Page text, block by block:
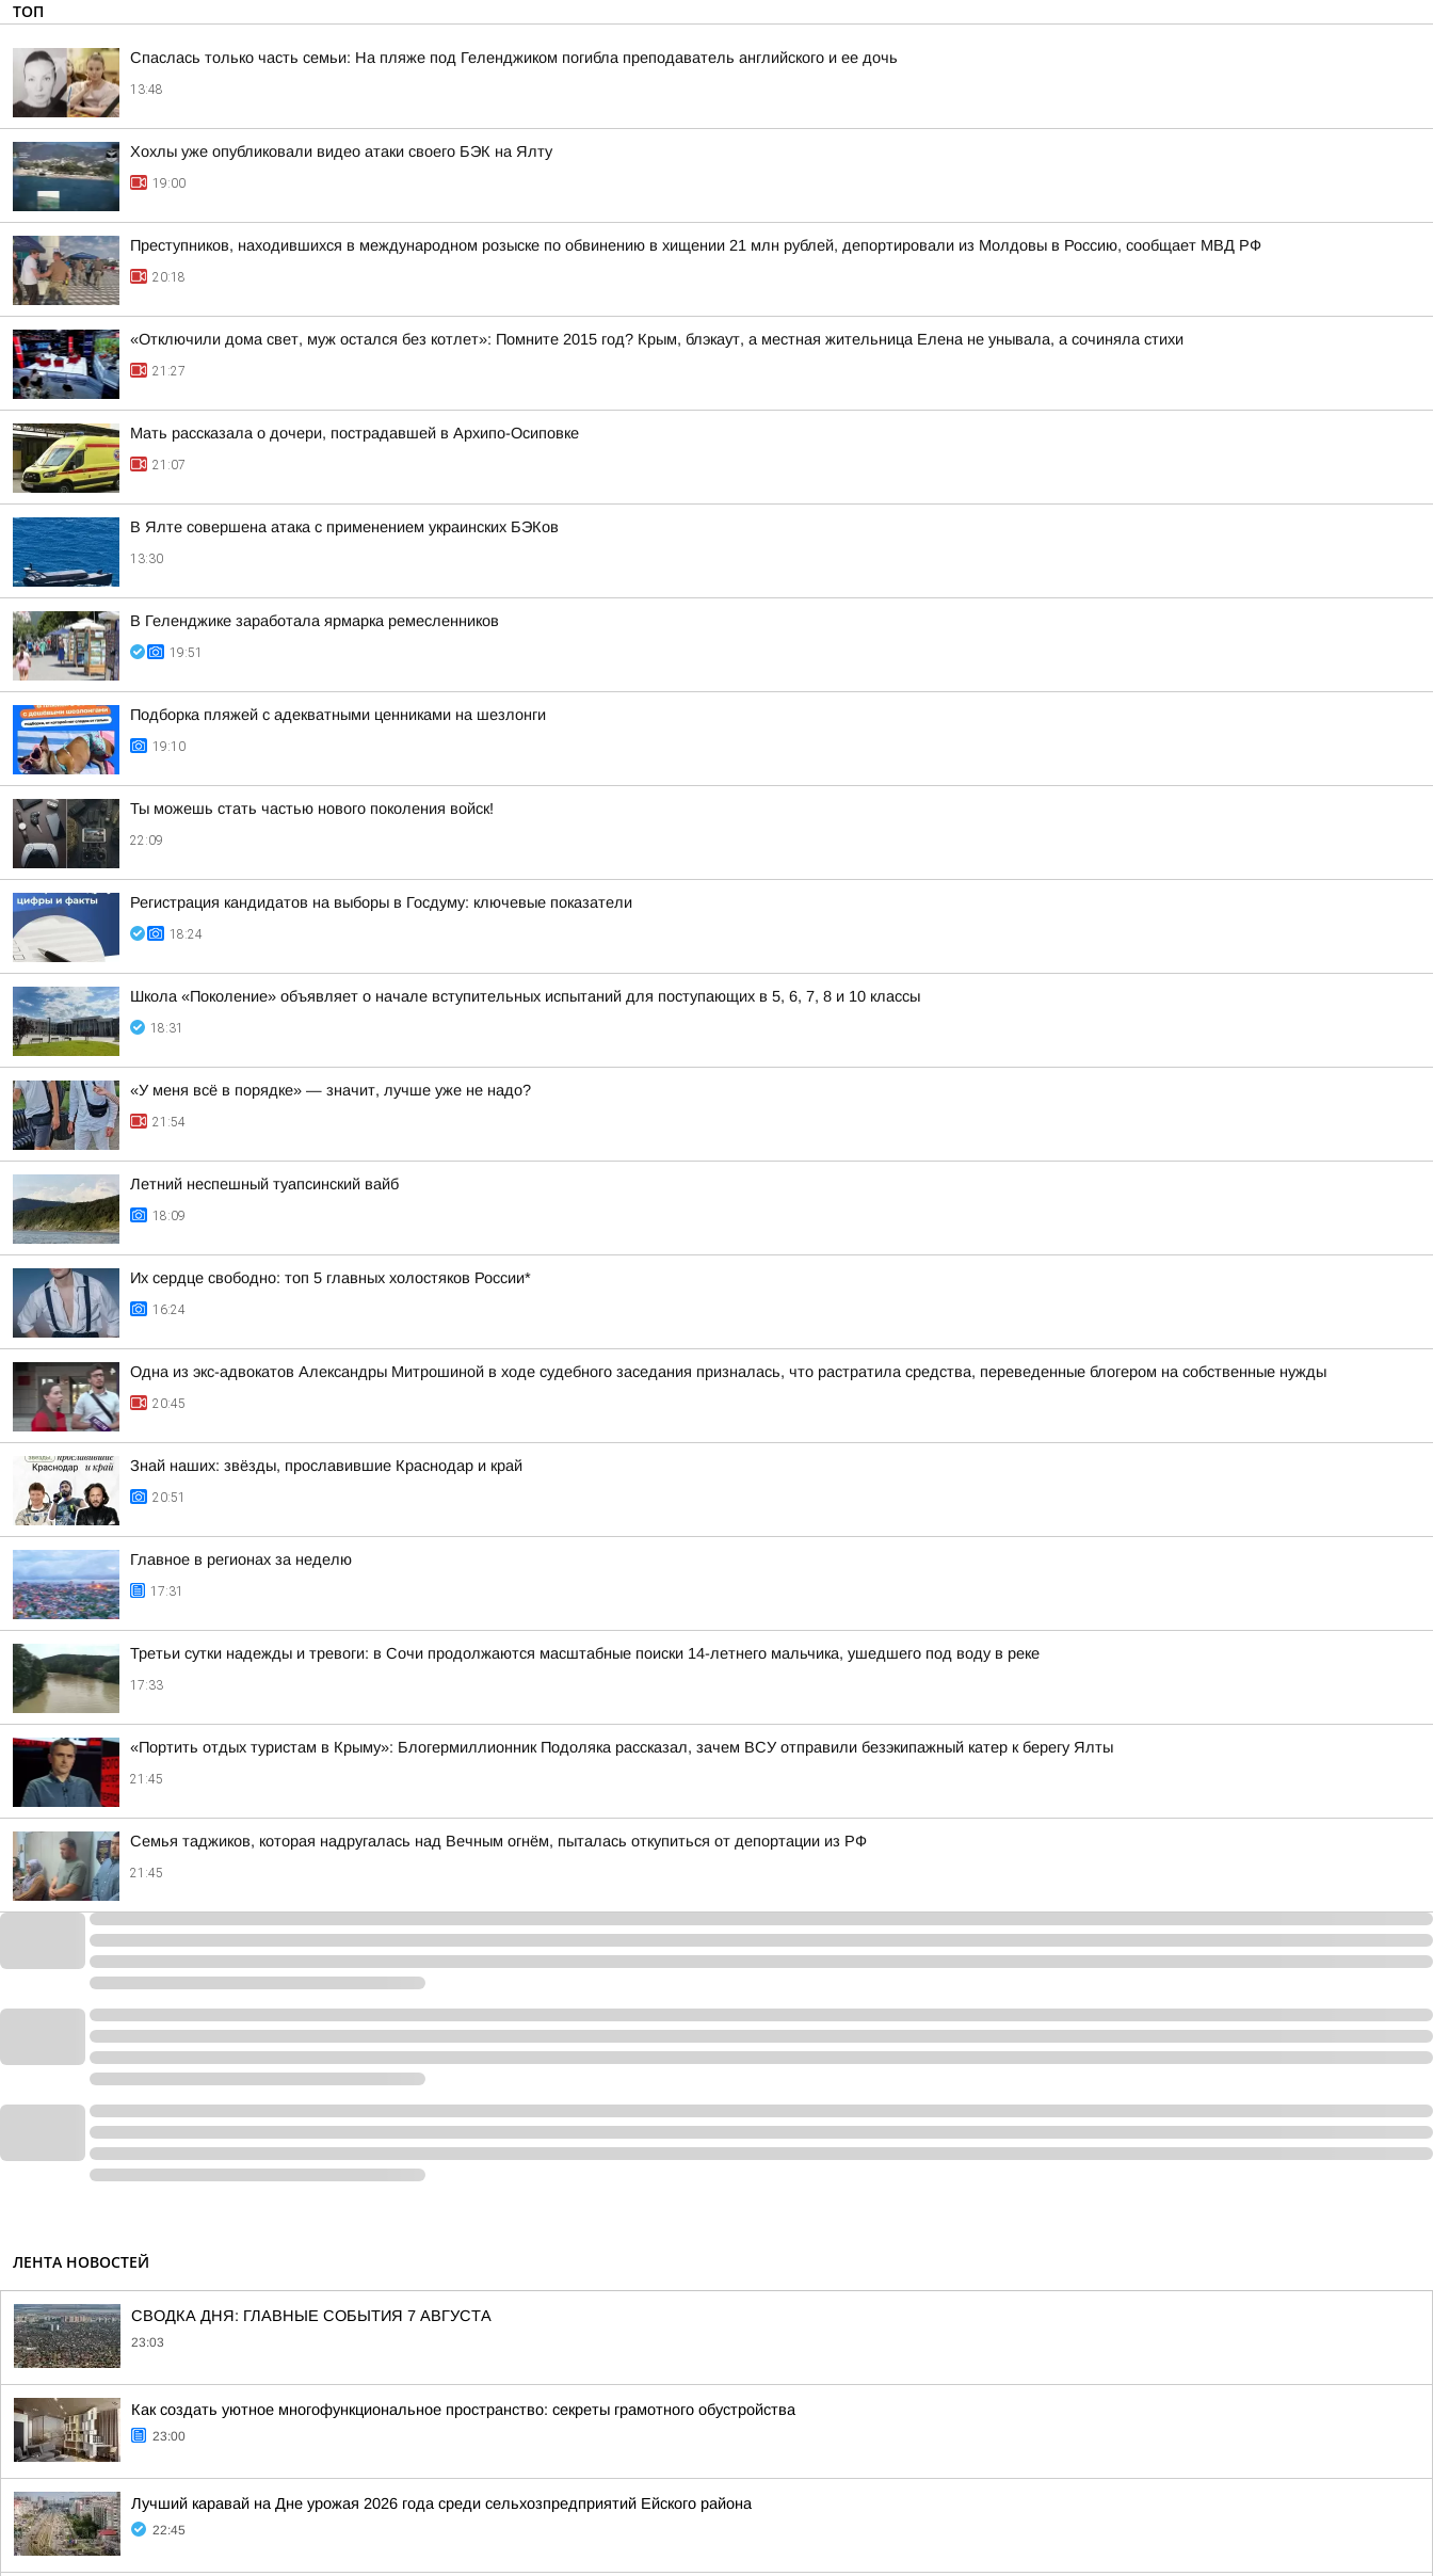
ТОП
Спаслась только часть семьи: На пляже под Геленджиком погибла преподаватель английского и ее дочь
13:48
Хохлы уже опубликовали видео атаки своего БЭК на Ялту
19:00
Преступников, находившихся в международном розыске по обвинению в хищении 21 млн рублей, депортировали из Молдовы в Россию, сообщает МВД РФ
20:18
«Отключили дома свет, муж остался без котлет»: Помните 2015 год? Крым, блэкаут, а местная жительница Елена не унывала, а сочиняла стихи
21:27
Мать рассказала о дочери, пострадавшей в Архипо-Осиповке
21:07
В Ялте совершена атака с применением украинских БЭКов
13:30
В Геленджике заработала ярмарка ремесленников
19:51
Подборка пляжей с адекватными ценниками на шезлонги
19:10
Ты можешь стать частью нового поколения войск!
22:09
Регистрация кандидатов на выборы в Госдуму: ключевые показатели
18:24
Школа «Поколение» объявляет о начале вступительных испытаний для поступающих в 5, 6, 7, 8 и 10 классы
18:31
«У меня всё в порядке» — значит, лучше уже не надо?
21:54
Летний неспешный туапсинский вайб
18:09
Их сердце свободно: топ 5 главных холостяков России*
16:24
Одна из экс-адвокатов Александры Митрошиной в ходе судебного заседания призналась, что растратила средства, переведенные блогером на собственные нужды
20:45
Знай наших: звёзды, прославившие Краснодар и край
20:51
Главное в регионах за неделю
17:31
Третьи сутки надежды и тревоги: в Сочи продолжаются масштабные поиски 14-летнего мальчика, ушедшего под воду в реке
17:33
«Портить отдых туристам в Крыму»: Блогермиллионник Подоляка рассказал, зачем ВСУ отправили безэкипажный катер к берегу Ялты
21:45
Семья таджиков, которая надругалась над Вечным огнём, пыталась откупиться от депортации из РФ
21:45
ЛЕНТА НОВОСТЕЙ
СВОДКА ДНЯ: ГЛАВНЫЕ СОБЫТИЯ 7 АВГУСТА
23:03
Как создать уютное многофункциональное пространство: секреты грамотного обустройства
23:00
Лучший каравай на Дне урожая 2026 года среди сельхозпредприятий Ейского района
22:45